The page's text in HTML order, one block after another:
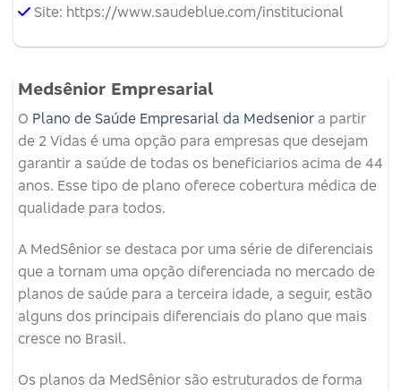
Site: https://www.saudeblue.com/institucional
Medsênior Empresarial
O Plano de Saúde Empresarial da Medsenior a partir
de 2 Vidas é uma opção para empresas que desejam
garantir a saúde de todas os beneficiarios acima de 44
anos. Esse tipo de plano oferece cobertura médica de
qualidade para todos.
A MedSênior se destaca por uma série de diferenciais
que a tornam uma opção diferenciada no mercado de
planos de saúde para a terceira idade, a seguir, estão
alguns dos principais diferenciais do plano que mais
cresce no Brasil.
Os planos da MedSênior são estruturados de forma